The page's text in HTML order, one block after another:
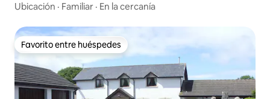
Ubicación · Familiar · En la cercanía
Favorito entre huéspedes
Favorito entre huéspedes